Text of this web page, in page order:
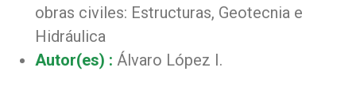
obras civiles: Estructuras, Geotecnia e
Hidráulica
Autor(es) : Álvaro López I.